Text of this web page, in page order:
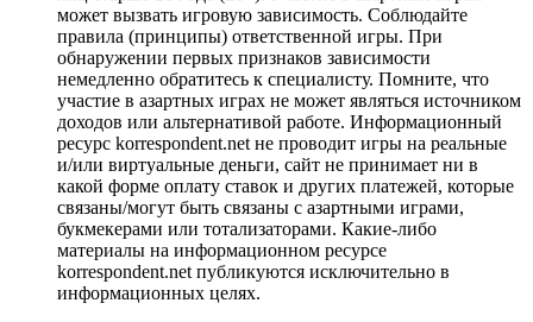
может вызвать игровую зависимость. Соблюдайте
правила (принципы) ответственной игры. При
обнаружении первых признаков зависимости
немедленно обратитесь к специалисту. Помните, что
участие в азартных играх не может являться источником
доходов или альтернативой работе. Информационный
ресурс korrespondent.net не проводит игры на реальные
и/или виртуальные деньги, сайт не принимает ни в
какой форме оплату ставок и других платежей, которые
связаны/могут быть связаны с азартными играми,
букмекерами или тотализаторами. Какие-либо
материалы на информационном ресурсе
korrespondent.net публикуются исключительно в
информационных целях.